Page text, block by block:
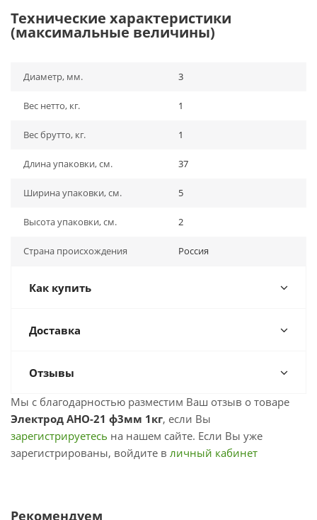
Технические характеристики
(максимальные величины)
Диаметр, мм. 3
Вес нетто, кг. 1
Вес брутто, кг. 1
Длина упаковки, см. 37
Ширина упаковки, см. 5
Высота упаковки, см. 2
Страна происхождения Россия
Как купить
Доставка
Отзывы
Мы с благодарностью разместим Ваш отзыв о товаре
Электрод АНО-21 ф3мм 1кг, если Вы
зарегистрируетесь на нашем сайте. Если Вы уже
зарегистрированы, войдите в личный кабинет
Рекомендуем